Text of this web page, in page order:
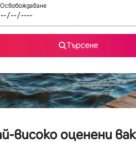
Освобождаване
Търсене
високо оценени